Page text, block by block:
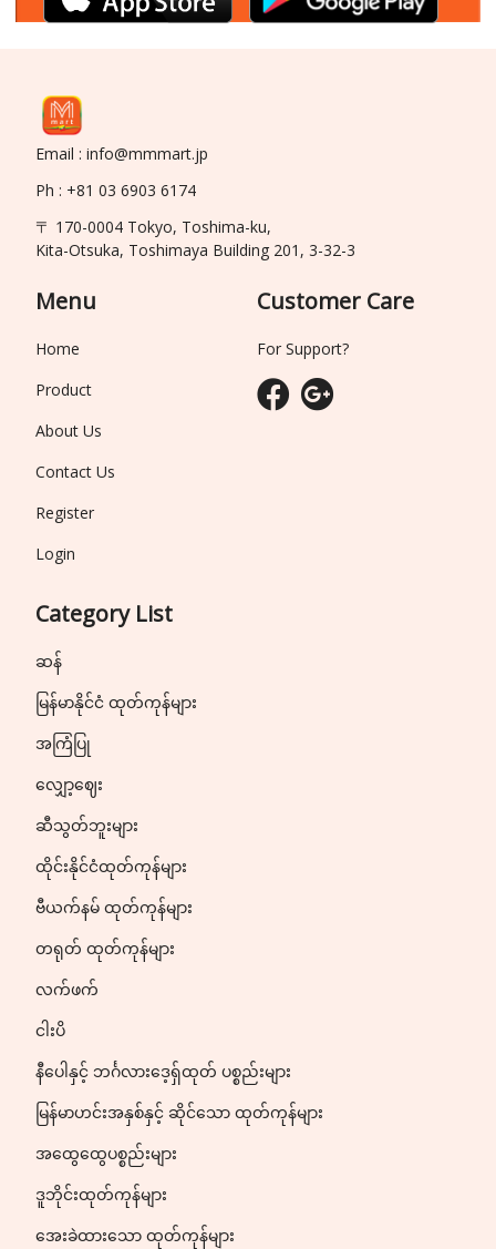
Email : info@mmmart.jp
Ph : +81 03 6903 6174
〒 170-0004 Tokyo, Toshima-ku,
Kita-Otsuka, Toshimaya Building 201, 3-32-3
Menu
Home
Product
About Us
Contact Us
Register
Login
Category List
ဆန်
မြန်မာနိုင်ငံ ထုတ်ကုန်များ
အကြံပြု
လျှော့ဈေး
ဆီသွတ်ဘူးများ
ထိုင်းနိုင်ငံထုတ်ကုန်များ
ဗီယက်နမ် ထုတ်ကုန်များ
တရုတ် ထုတ်ကုန်များ
လက်ဖက်
ငါးပိ
နီပေါနှင့် ဘင်္ဂလားဒေ့ရှ်ထုတ် ပစ္စည်းများ
မြန်မာဟင်းအနှစ်နှင့် ဆိုင်သော ထုတ်ကုန်များ
အထွေထွေပစ္စည်းများ
ဒူဘိုင်းထုတ်ကုန်များ
အေးခဲထားသော ထုတ်ကုန်များ
Customer Care
For Support?